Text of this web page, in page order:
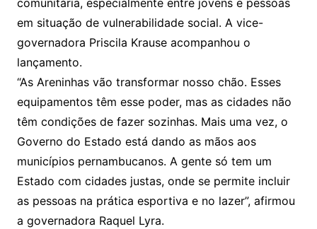
comunitária, especialmente entre jovens e pessoas
em situação de vulnerabilidade social. A vice-
governadora Priscila Krause acompanhou o
lançamento.
“As Areninhas vão transformar nosso chão. Esses
equipamentos têm esse poder, mas as cidades não
têm condições de fazer sozinhas. Mais uma vez, o
Governo do Estado está dando as mãos aos
municípios pernambucanos. A gente só tem um
Estado com cidades justas, onde se permite incluir
as pessoas na prática esportiva e no lazer”, afirmou
a governadora Raquel Lyra.